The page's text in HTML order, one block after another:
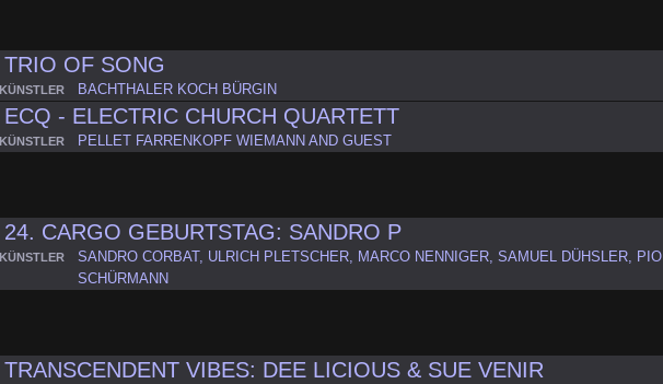
TRIO OF SONG
KÜNSTLER BACHTHALER KOCH BÜRGIN
ECQ - ELECTRIC CHURCH QUARTETT
KÜNSTLER PELLET FARRENKOPF WIEMANN AND GUEST
24. CARGO GEBURTSTAG: SANDRO P
KÜNSTLER
SANDRO CORBAT, ULRICH PLETSCHER, MARCO NENNIGER, SAMUEL DÜHSLER, PIO
SCHÜRMANN
TRANSCENDENT VIBES: DEE LICIOUS & SUE VENIR